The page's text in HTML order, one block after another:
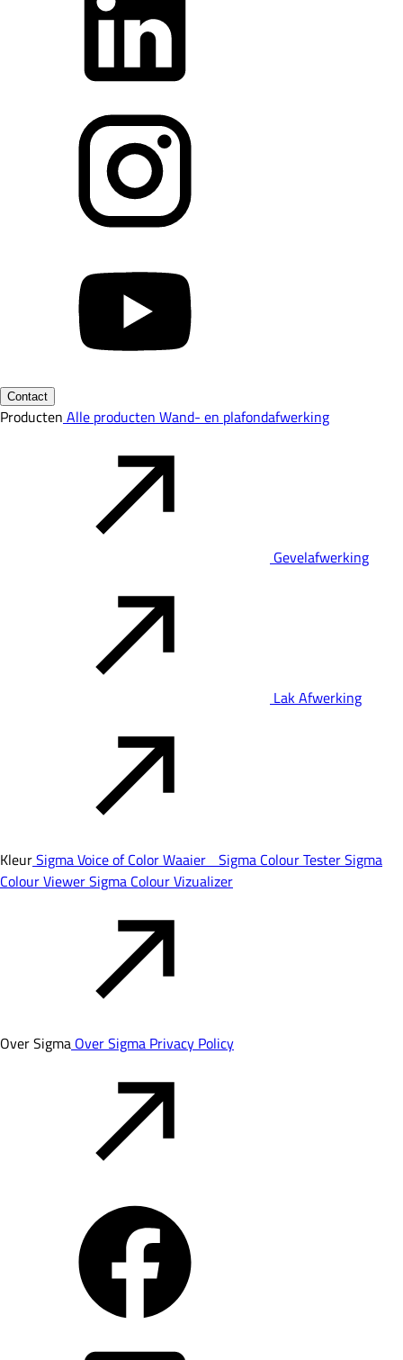
Contact
Producten Alle producten Wand- en plafondafwerking
Gevelafwerking
Lak Afwerking
KleurSigma Voice of Color Waaier Sigma Colour TesterSigma
Colour ViewerSigma Colour Vizualizer
Over Sigma Over Sigma Privacy Policy